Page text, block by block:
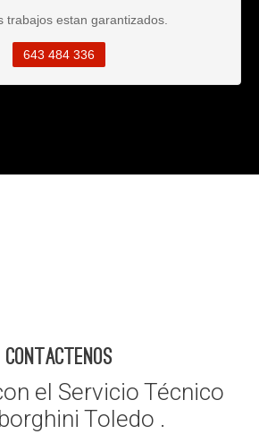
trabajos estan garantizados.
643 484 336
CONTACTENOS
el Servicio Técnico
Toledo .